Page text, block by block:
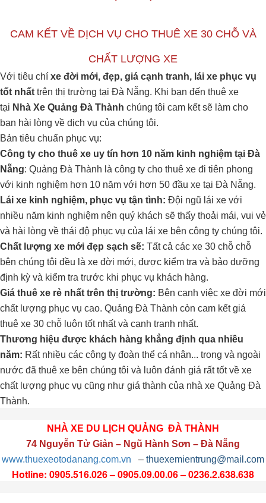
CAM KẾT VỀ DỊCH VỤ CHO THUÊ XE 30 CHỖ VÀ
CHẤT LƯỢNG XE
Với tiêu chí xe đời mới, đẹp, giá cạnh tranh, lái xe phục vụ
tốt nhất trên thị trường tại Đà Nẵng. Khi bạn đến thuê xe
tại Nhà Xe Quảng Đà Thành chúng tôi cam kết sẽ làm cho
bạn hài lòng về dịch vụ của chúng tôi.
Bản tiêu chuẩn phục vụ:
Công ty cho thuê xe uy tín hơn 10 năm kinh nghiệm tại Đà
Nẵng: Quảng Đà Thành là công ty cho thuê xe đi tiên phong
với kinh nghiệm hơn 10 năm với hơn 50 đầu xe tại Đà Nẵng.
Lái xe kinh nghiệm, phục vụ tận tình: Đội ngũ lái xe với
nhiều năm kinh nghiệm nên quý khách sẽ thấy thoải mái, vui vẻ
và hài lòng về thái độ phục vụ của lái xe bên công ty chúng tôi.
Chất lượng xe mới đẹp sạch sẽ: Tất cả các xe 30 chỗ chỗ
bên chúng tôi đều là xe đời mới, được kiểm tra và bảo dưỡng
định kỳ và kiểm tra trước khi phục vụ khách hàng.
Giá thuê xe rẻ nhất trên thị trường: Bên cạnh việc xe đời mới
chất lượng phục vụ cao. Quảng Đà Thành còn cam kết giá
thuê xe 30 chỗ luôn tốt nhất và cạnh tranh nhất.
Thương hiệu được khách hàng khẳng định qua nhiều
năm: Rất nhiều các công ty đoàn thể cá nhân... trong và ngoài
nước đã thuê xe bên chúng tôi và luôn đánh giá rất tốt về xe
chất lượng phục vụ cũng như giá thành của nhà xe Quảng Đà
Thành.
NHÀ XE DU LỊCH QUẢNG ĐÀ THÀNH
74 Nguyễn Tử Giản – Ngũ Hành Sơn – Đà Nẵng
www.thuexeotodanang.com.vn
– thuexemientrung@mail.com
Hotline: 0905.516.026 – 0905.09.00.06 – 0236.2.638.638